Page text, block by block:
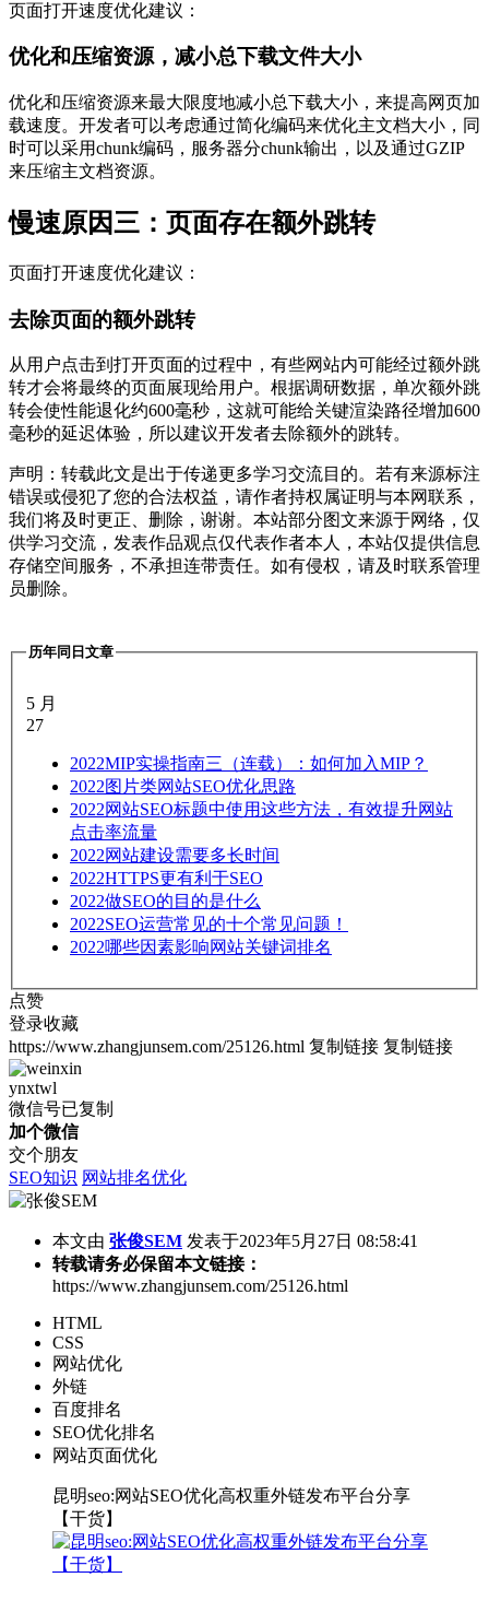
页面打开速度优化建议：
优化和压缩资源，减小总下载文件大小
优化和压缩资源来最大限度地减小总下载大小，来提高网页加
载速度。开发者可以考虑通过简化编码来优化主文档大小，同
时可以采用chunk编码，服务器分chunk输出，以及通过GZIP
来压缩主文档资源。
慢速原因三：页面存在额外跳转
页面打开速度优化建议：
去除页面的额外跳转
从用户点击到打开页面的过程中，有些网站内可能经过额外跳
转才会将最终的页面展现给用户。根据调研数据，单次额外跳
转会使性能退化约600毫秒，这就可能给关键渲染路径增加600
毫秒的延迟体验，所以建议开发者去除额外的跳转。
声明：转载此文是出于传递更多学习交流目的。若有来源标注
错误或侵犯了您的合法权益，请作者持权属证明与本网联系，
我们将及时更正、删除，谢谢。本站部分图文来源于网络，仅
供学习交流，发表作品观点仅代表作者本人，本站仅提供信息
存储空间服务，不承担连带责任。如有侵权，请及时联系管理
员删除。
历年同日文章
5 月
27
2022MIP实操指南三（连载）：如何加入MIP？
2022图片类网站SEO优化思路
2022网站SEO标题中使用这些方法，有效提升网站
点击率流量
2022网站建设需要多长时间
2022HTTPS更有利于SEO
2022做SEO的目的是什么
2022SEO运营常见的十个常见问题！
2022哪些因素影响网站关键词排名
点赞
登录收藏
https://www.zhangjunsem.com/25126.html 复制链接 复制链接
ynxtwl
微信号已复制
加个微信
交个朋友
SEO知识 网站排名优化
本文由 张俊SEM 发表于2023年5月27日 08:58:41
转载请务必保留本文链接：
https://www.zhangjunsem.com/25126.html
HTML
CSS
网站优化
外链
百度排名
SEO优化排名
网站页面优化
昆明seo:网站SEO优化高权重外链发布平台分享
【干货】